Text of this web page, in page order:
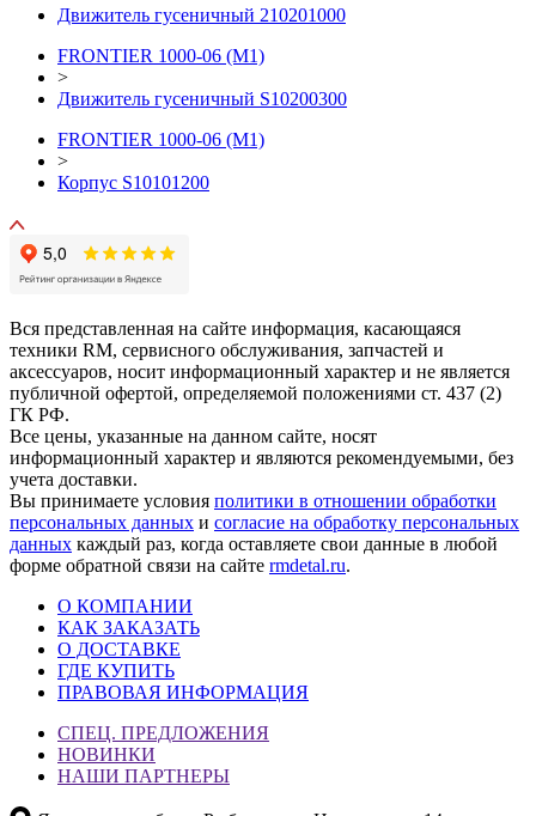
Движитель гусеничный 210201000
FRONTIER 1000-06 (М1)
>
Движитель гусеничный S10200300
FRONTIER 1000-06 (М1)
>
Корпус S10101200
Вся представленная на сайте информация, касающаяся
техники RM, сервисного обслуживания, запчастей и
аксессуаров, носит информационный характер и не является
публичной офертой, определяемой положениями ст. 437 (2)
ГК РФ.
Все цены, указанные на данном сайте, носят
информационный характер и являются рекомендуемыми, без
учета доставки.
Вы принимаете условия политики в отношении обработки
персональных данных и согласие на обработку персональных
данных каждый раз, когда оставляете свои данные в любой
форме обратной связи на сайте rmdetal.ru.
О КОМПАНИИ
КАК ЗАКАЗАТЬ
О ДОСТАВКЕ
ГДЕ КУПИТЬ
ПРАВОВАЯ ИНФОРМАЦИЯ
СПЕЦ. ПРЕДЛОЖЕНИЯ
НОВИНКИ
НАШИ ПАРТНЕРЫ